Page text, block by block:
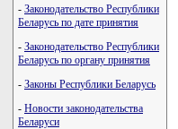
- Законодательство Республики
Беларусь по дате принятия
- Законодательство Республики
Беларусь по органу принятия
- Законы Республики Беларусь
- Новости законодательства
Беларуси